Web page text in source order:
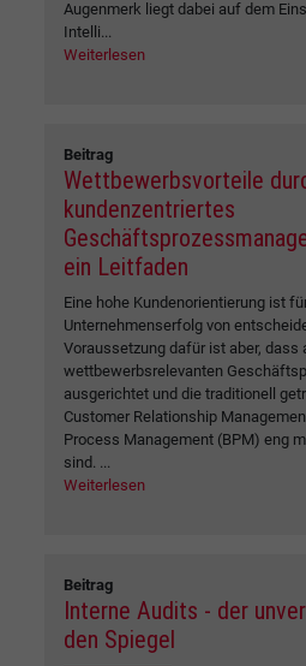
Augenmerk liegt dabei auf dem
Intelli...
Weiterlesen
Beitrag
Wettbewerbsvorteile
kundenzentriertes
ein Leitfaden
Eine hohe Kundenorientierung ist
Unternehmenserfolg von
Voraussetzung dafür ist aber, dass
wettbewerbsrelevanten
ausgerichtet und die traditionell
Customer Relationship
Process Management (BPM) eng
sind. ...
Weiterlesen
Beitrag
Interne Audits - der
den Spiegel